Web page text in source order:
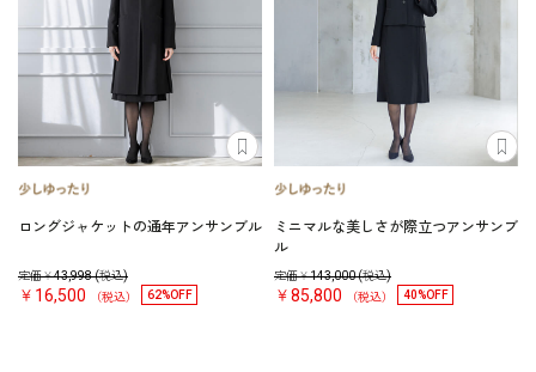
ロングジャケットの通年アンサンブル
定価￥43,998(税込)
￥16,500 （税込） 62%OFF
ミニマルな美しさが際立つアンサンブ
ル
定価￥143,000(税込)
￥85,800 （税込） 40%OFF